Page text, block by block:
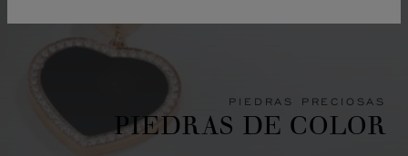
PIEDRAS PRECIOSAS
PIEDRAS DE COLOR